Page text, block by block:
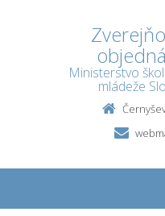
Ministerstvo
mládeže